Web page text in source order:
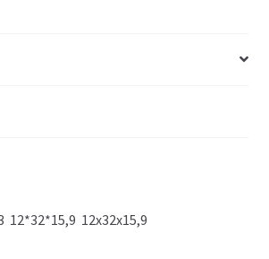
12*32*15,9 12x32x15,9